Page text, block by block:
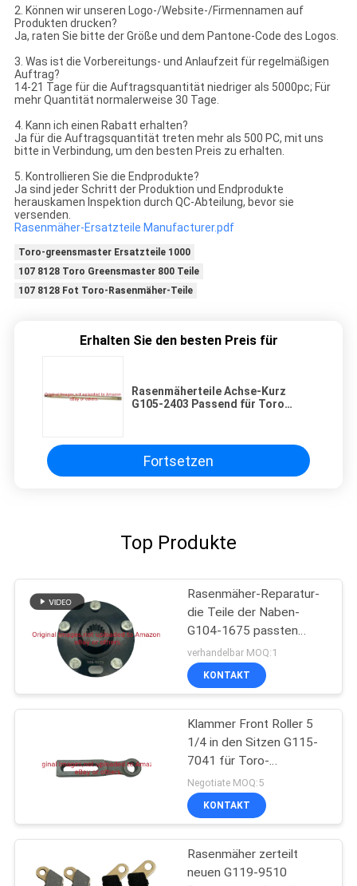
2. Können wir unseren Logo-/Website-/Firmennamen auf
Produkten drucken?
Ja, raten Sie bitte der Größe und dem Pantone-Code des Logos.
3. Was ist die Vorbereitungs- und Anlaufzeit für regelmäßigen
Auftrag?
14-21 Tage für die Auftragsquantität niedriger als 5000pc; Für
mehr Quantität normalerweise 30 Tage.
4. Kann ich einen Rabatt erhalten?
Ja für die Auftragsquantität treten mehr als 500 PC, mit uns
bitte in Verbindung, um den besten Preis zu erhalten.
5. Kontrollieren Sie die Endprodukte?
Ja sind jeder Schritt der Produktion und Endprodukte
herauskamen Inspektion durch QC-Abteilung, bevor sie
versenden.
Rasenmäher-Ersatzteile Manufacturer.pdf
Toro-greensmaster Ersatzteile 1000
107 8128 Toro Greensmaster 800 Teile
107 8128 Fot Toro-Rasenmäher-Teile
Erhalten Sie den besten Preis für
Rasenmäherteile Achse-Kurz
G105-2403 Passend für Toro
Fortsetzen
Top Produkte
Rasenmäher-Reparatur-
die Teile der Naben-
G104-1675 passten
Toro-Arbeiter-
Gebrauchsfahrzeug
verhandelbar MOQ:1
KONTAKT
Klammer Front Roller 5
1/4 in den Sitzen G115-
7041 für Toro-
Rasenmäher
Negotiate MOQ:5
KONTAKT
Rasenmäher zerteilt
neuen G119-9510